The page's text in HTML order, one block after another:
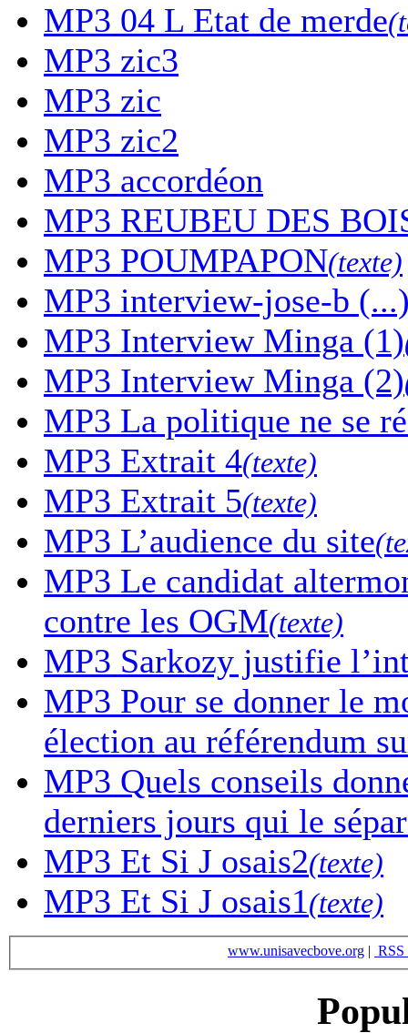
MP3 04 L Etat de merde
MP3 zic3
MP3 zic
MP3 zic2
MP3 accordéon
MP3 REUBEU DES
MP3 POUMPAPON(texte)
MP3 interview-jose-b
MP3 Interview Minga (1)
MP3 Interview Minga (2)
MP3 La politique ne se
MP3 Extrait 4(texte)
MP3 Extrait 5(texte)
MP3 L’audience du site
MP3 Le candidat
contre les OGM(texte)
MP3 Sarkozy justifie
MP3 Pour se donner le
élection au référendum
MP3 Quels conseils
derniers jours qui le
MP3 Et Si J osais2(texte)
MP3 Et Si J osais1(texte)
www.unisavecbove.org | RSS